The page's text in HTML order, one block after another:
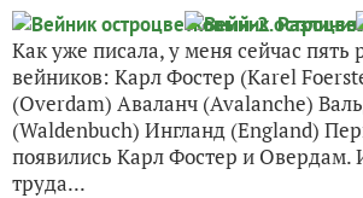
Как уже писала, у меня сейчас пять
вейников: Карл Фостер (Karel
(Overdam) Аваланч (Avalanche)
(Waldenbuch) Ингланд (England)
появились Карл Фостер и Овердам.
труда...